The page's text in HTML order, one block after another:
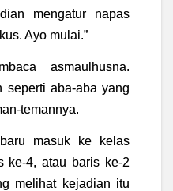
mengatur napas
Ayo mulai.”
asmaulhusna.
seperti aba-aba yang
temannya.
masuk ke kelas
ke-4, atau baris ke-2
melihat kejadian itu